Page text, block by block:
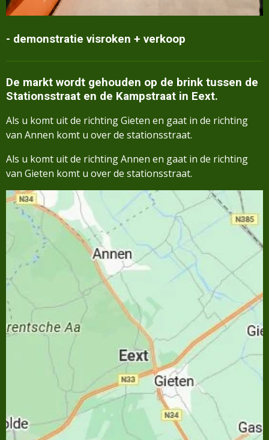
- demonstratie visroken + verkoop
De markt wordt gehouden op de brink tussen de
Stationsstraat en de Kampstraat in Eext.
Als u komt uit de richting Gieten en gaat in de richting
van Annen komt u over de stationsstraat.
Als u komt uit de richting Annen en gaat in de richting
van Gieten komt u over de stationsstraat.